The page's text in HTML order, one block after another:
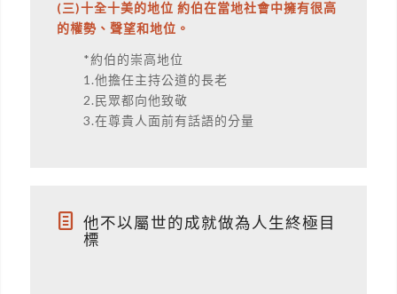
(三)十全十美的地位 約伯在當地社會中擁有很高
的權勢、聲望和地位。
*約伯的崇高地位
1.他擔任主持公道的長老
2.民眾都向他致敬
3.在尊貴人面前有話語的分量
他不以屬世的成就做為人生終極目
標